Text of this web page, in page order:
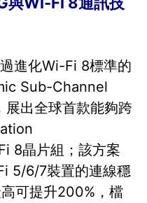
進化Wi-Fi 8標準的
Sub-Channel
出全球首款能夠跨
8晶片組；該方案
5/6/7裝置的連線穩
可提升200%，檔